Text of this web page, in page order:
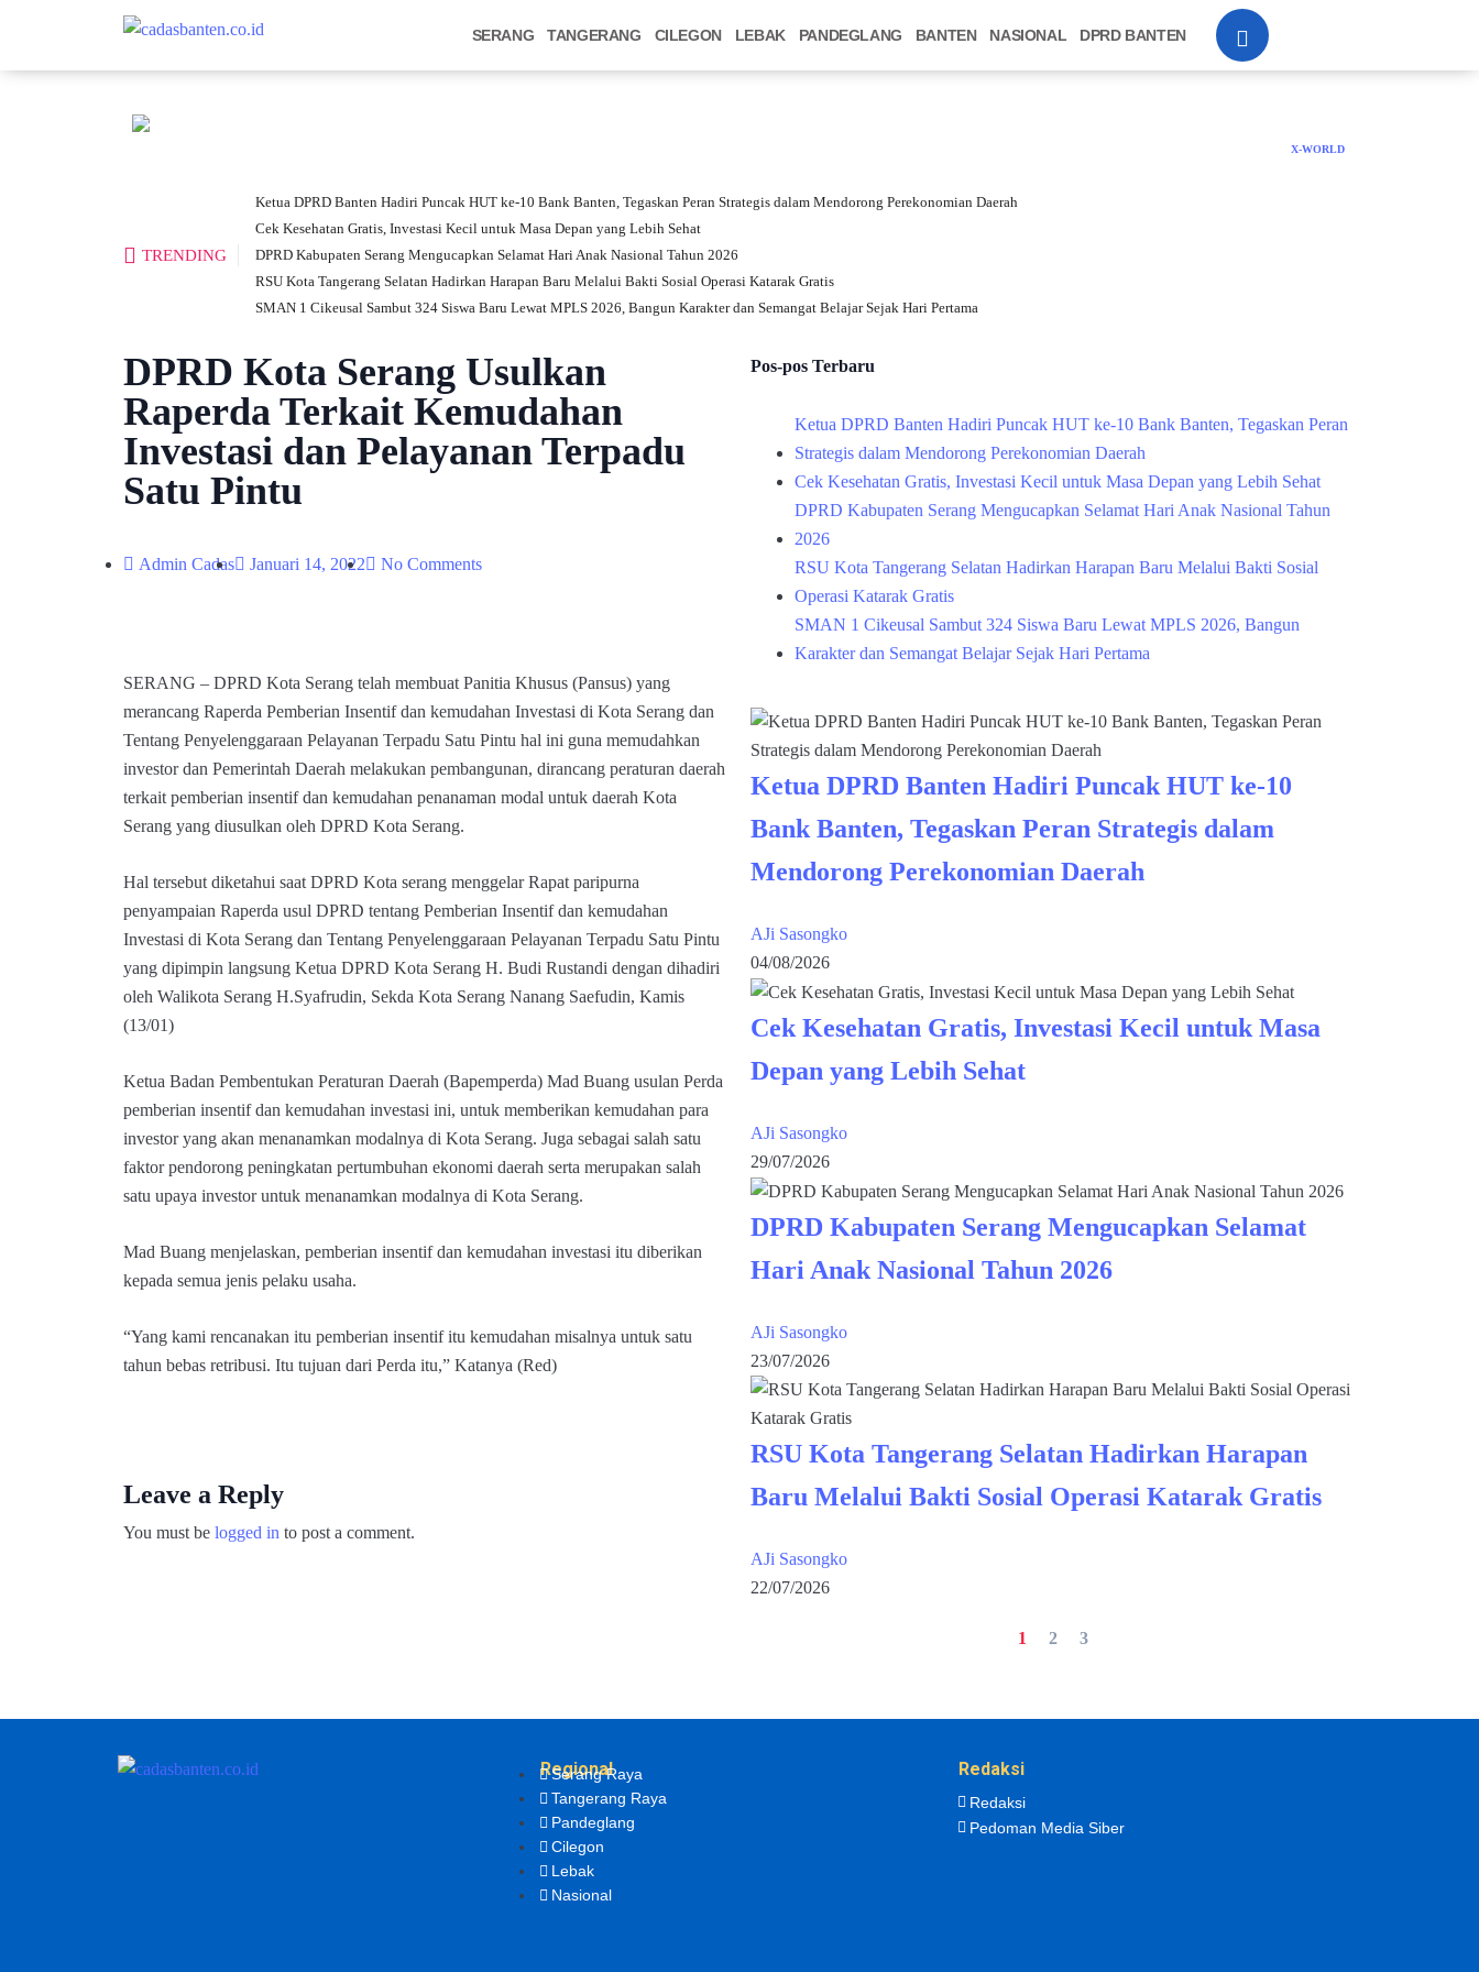
SERANG TANGERANG CILEGON LEBAK PANDEGLANG BANTEN NASIONAL DPRD BANTEN
X-WORLD
TRENDING
Ketua DPRD Banten Hadiri Puncak HUT ke-10 Bank Banten, Tegaskan Peran Strategis dalam Mendorong Perekonomian Daerah
Cek Kesehatan Gratis, Investasi Kecil untuk Masa Depan yang Lebih Sehat
DPRD Kabupaten Serang Mengucapkan Selamat Hari Anak Nasional Tahun 2026
RSU Kota Tangerang Selatan Hadirkan Harapan Baru Melalui Bakti Sosial Operasi Katarak Gratis
SMAN 1 Cikeusal Sambut 324 Siswa Baru Lewat MPLS 2026, Bangun Karakter dan Semangat Belajar Sejak Hari Pertama
DPRD Kota Serang Usulkan
Raperda Terkait Kemudahan
Investasi dan Pelayanan Terpadu
Satu Pintu
Admin Cadas Januari 14, 2022 No Comments
SERANG – DPRD Kota Serang telah membuat Panitia Khusus (Pansus) yang
merancang Raperda Pemberian Insentif dan kemudahan Investasi di Kota Serang dan
Tentang Penyelenggaraan Pelayanan Terpadu Satu Pintu hal ini guna memudahkan
investor dan Pemerintah Daerah melakukan pembangunan, dirancang peraturan daerah
terkait pemberian insentif dan kemudahan penanaman modal untuk daerah Kota
Serang yang diusulkan oleh DPRD Kota Serang.
Hal tersebut diketahui saat DPRD Kota serang menggelar Rapat paripurna
penyampaian Raperda usul DPRD tentang Pemberian Insentif dan kemudahan
Investasi di Kota Serang dan Tentang Penyelenggaraan Pelayanan Terpadu Satu Pintu
yang dipimpin langsung Ketua DPRD Kota Serang H. Budi Rustandi dengan dihadiri
oleh Walikota Serang H.Syafrudin, Sekda Kota Serang Nanang Saefudin, Kamis
(13/01)
Ketua Badan Pembentukan Peraturan Daerah (Bapemperda) Mad Buang usulan Perda
pemberian insentif dan kemudahan investasi ini, untuk memberikan kemudahan para
investor yang akan menanamkan modalnya di Kota Serang. Juga sebagai salah satu
faktor pendorong peningkatan pertumbuhan ekonomi daerah serta merupakan salah
satu upaya investor untuk menanamkan modalnya di Kota Serang.
Mad Buang menjelaskan, pemberian insentif dan kemudahan investasi itu diberikan
kepada semua jenis pelaku usaha.
“Yang kami rencanakan itu pemberian insentif itu kemudahan misalnya untuk satu
tahun bebas retribusi. Itu tujuan dari Perda itu,” Katanya (Red)
Leave a Reply
You must be logged in to post a comment.
Pos-pos Terbaru
Ketua DPRD Banten Hadiri Puncak HUT ke-10 Bank Banten, Tegaskan Peran
Strategis dalam Mendorong Perekonomian Daerah
Cek Kesehatan Gratis, Investasi Kecil untuk Masa Depan yang Lebih Sehat
DPRD Kabupaten Serang Mengucapkan Selamat Hari Anak Nasional Tahun
2026
RSU Kota Tangerang Selatan Hadirkan Harapan Baru Melalui Bakti Sosial
Operasi Katarak Gratis
SMAN 1 Cikeusal Sambut 324 Siswa Baru Lewat MPLS 2026, Bangun
Karakter dan Semangat Belajar Sejak Hari Pertama
Ketua DPRD Banten Hadiri Puncak HUT ke-10
Bank Banten, Tegaskan Peran Strategis dalam
Mendorong Perekonomian Daerah
AJi Sasongko
04/08/2026
Cek Kesehatan Gratis, Investasi Kecil untuk Masa
Depan yang Lebih Sehat
AJi Sasongko
29/07/2026
DPRD Kabupaten Serang Mengucapkan Selamat
Hari Anak Nasional Tahun 2026
AJi Sasongko
23/07/2026
RSU Kota Tangerang Selatan Hadirkan Harapan
Baru Melalui Bakti Sosial Operasi Katarak Gratis
AJi Sasongko
22/07/2026
1 2 3
Regional
Serang Raya
Tangerang Raya
Pandeglang
Cilegon
Lebak
Nasional
Redaksi
Redaksi
Pedoman Media Siber